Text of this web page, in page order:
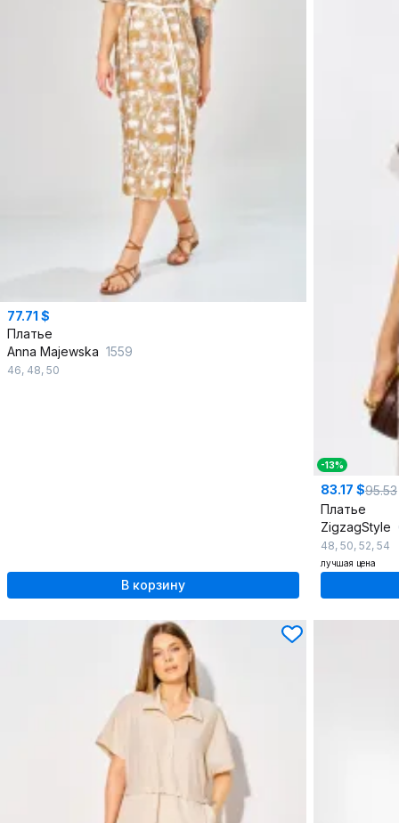
77.71 $
Платье
Anna Majewska 1559
46, 48, 50
В корзину
-13%
83.17 $95.53
Платье
ZigzagStyle
48, 50, 52, 54
лучшая цена